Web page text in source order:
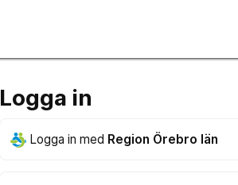
Logga in
Logga in med Region Örebro län